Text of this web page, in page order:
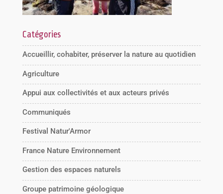
Catégories
Accueillir, cohabiter, préserver la nature au quotidien
Agriculture
Appui aux collectivités et aux acteurs privés
Communiqués
Festival Natur'Armor
France Nature Environnement
Gestion des espaces naturels
Groupe patrimoine géologique